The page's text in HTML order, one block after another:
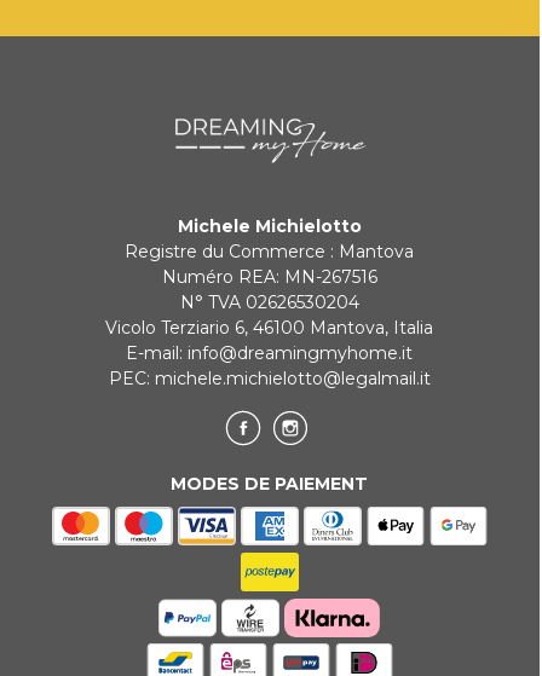
Michele Michielotto
Registre du Commerce : Mantova
Numéro REA: MN-267516
N° TVA 02626530204
Vicolo Terziario 6, 46100 Mantova, Italia
E-mail: info@dreamingmyhome.it
PEC: michele.michielotto@legalmail.it
MODES DE PAIEMENT